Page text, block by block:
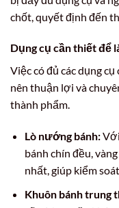
chốt, quyết định đến
Dụng cụ cần thiết để
Việc có đủ các dụng
nên thuận lợi và
thành phẩm.
Lò nướng bánh:Với
bánh chín đều,
nhất, giúp kiểm
Khuôn bánh trung